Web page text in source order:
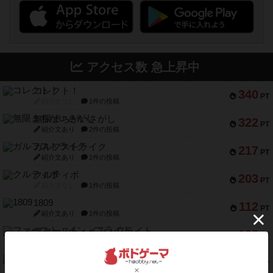
アクセス数 急上昇中
340 PT
コレクト！
1件の投稿
322 PT
無限まちがいさがし
紹介文あり 2件の投稿
217 PT
ガルフストライク
紹介文あり 1件の投稿
203 PT
クルティボ
1件の投稿
112 PT
1809
紹介文あり 1件の投稿
108 PT
ファースト・イン・フライト
PT
モズビ－ズ・レイダ－ズ